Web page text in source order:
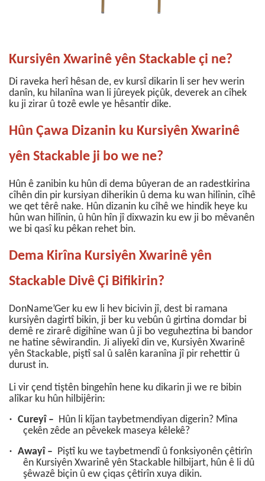
Kursiyên Xwarinê yên Stackable çi ne?
Di raveka herî hêsan de, ev kursî dikarin li ser hev werin
danîn, ku hilanîna wan li jûreyek piçûk, deverek an cîhek
ku ji zirar û tozê ewle ye hêsantir dike.
Hûn Çawa Dizanin ku Kursiyên Xwarinê
yên Stackable ji bo we ne?
Hûn ê zanibin ku hûn di dema bûyeran de an radestkirina
cîhên din pir kursiyan diherikin û dema ku wan hilînin, cîhê
we qet têrê nake. Hûn dizanin ku cîhê we hindik heye ku
hûn wan hilînin, û hûn hîn jî dixwazin ku ew ji bo mêvanên
we bi qasî ku pêkan rehet bin.
Dema Kirîna Kursiyên Xwarinê yên
Stackable Divê Çi Bifikirin?
DonName’Ger ku ew li hev bicivin jî, dest bi ramana
kursiyên dagirtî bikin, ji ber ku vebûn û girtina domdar bi
demê re zirarê digihîne wan û ji bo veguheztina bi bandor
ne hatine sêwirandin. Ji aliyekî din ve, Kursiyên Xwarinê
yên Stackable, piştî sal û salên karanîna jî pir rehettir û
durust in.
Li vir çend tiştên bingehîn hene ku dikarin ji we re bibin
alîkar ku hûn hilbijêrin:
· Cureyî – Hûn li kîjan taybetmendiyan digerin? Mîna
çekên zêde an pêvekek maseya kêlekê?
· Awayî – Piştî ku we taybetmendî û fonksiyonên çêtirîn
ên Kursiyên Xwarinê yên Stackable hilbijart, hûn ê li dû
şêwazê biçin û ew çiqas çêtirîn xuya dikin.